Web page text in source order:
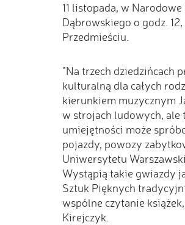
11 listopada, w
Dąbrowskiego o godz.
Przedmieściu.
"Na trzech dziedzińcach
kulturalną dla całych
kierunkiem muzycznym
w strojach ludowych, ale
umiejętności może
pojazdy, powozy
Uniwersytetu
Wystąpią takie gwiazdy
Sztuk Pięknych
wspólne czytanie
Kirejczyk.